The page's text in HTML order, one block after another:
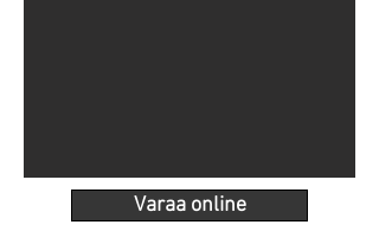
Varaa online